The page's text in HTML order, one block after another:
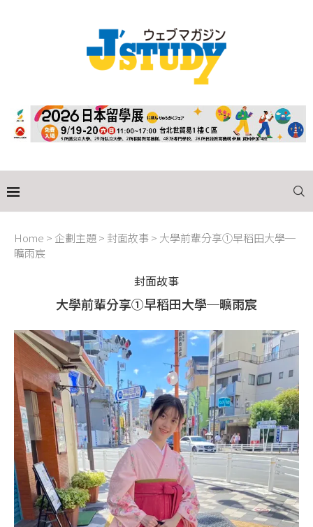
Home > 企劃主題> 封面故事> 大學前輩分享①早稻田大學─
曠雨宸
封面故事
大學前輩分享①早稻田大學─曠雨宸